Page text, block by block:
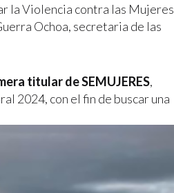
la Violencia contra las Mujeres
Ochoa, secretaria de las
titular de SEMUJERES,
2024, con el fin de buscar una